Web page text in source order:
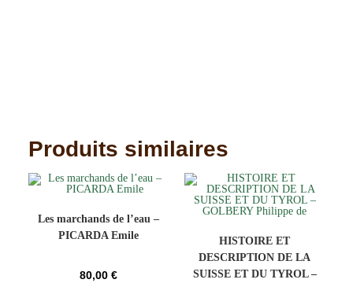
Produits similaires
Les marchands de l’eau –
PICARDA Emile
80,00 €
HISTOIRE ET
DESCRIPTION DE LA
SUISSE ET DU TYROL –